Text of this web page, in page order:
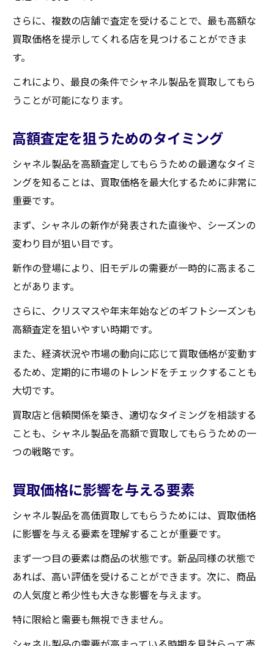
さらに、複数の店舗で査定を受けることで、最も高額な
買取価格を提示してくれる店を見つけることができま
す。
これにより、最良の条件でシャネル製品を買取してもら
うことが可能になります。
高額査定を狙うためのタイミング
シャネル製品を高額査定してもらうための最適なタイミ
ングを知ることは、買取価格を最大化するために非常に
重要です。
まず、シャネルの新作が発表された直後や、シーズンの
変わり目が狙い目です。
新作の登場により、旧モデルの需要が一時的に高まるこ
とがあります。
さらに、クリスマスや年末年始などのギフトシーズンも
高額査定を狙いやすい時期です。
また、経済状況や市場の動向に応じて買取価格が変動す
るため、定期的に市場のトレンドをチェックすることも
大切です。
買取店と信頼関係を築き、適切なタイミングを相談する
ことも、シャネル製品を高額で買取してもらうための一
つの戦略です。
買取価格に影響を与える要素
シャネル製品を高価買取してもらうためには、買取価格
に影響を与える要素を理解することが重要です。
まず一つ目の要素は商品の状態です。新品同様の状態で
あれば、高い評価を受けることができます。次に、商品
の人気度と希少性も大きな影響を与えます。
特に限給と需要も無視できません。